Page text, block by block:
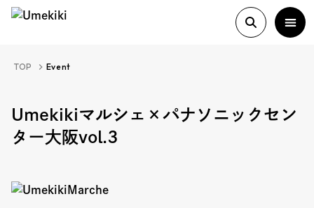
About
TOP Event
Umekikiマルシェ×パナソニックセン
ター大阪vol.3